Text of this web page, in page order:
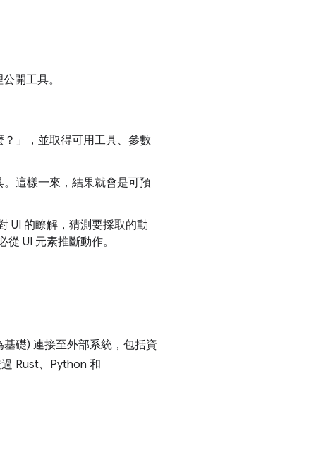
開工具。
」，並取得可用工具、參數
這樣一來，結果就會是可預
UI 的瞭解，猜測要採取的動
UI 元素推斷動作。
礎) 連接至外部系統，包括資
Rust、Python 和